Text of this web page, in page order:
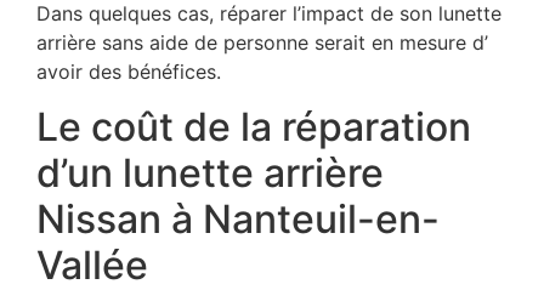
Dans quelques cas, réparer l’impact de son lunette
arrière sans aide de personne serait en mesure d’
avoir des bénéfices.
Le coût de la réparation
d’un lunette arrière
Nissan à Nanteuil-en-
Vallée